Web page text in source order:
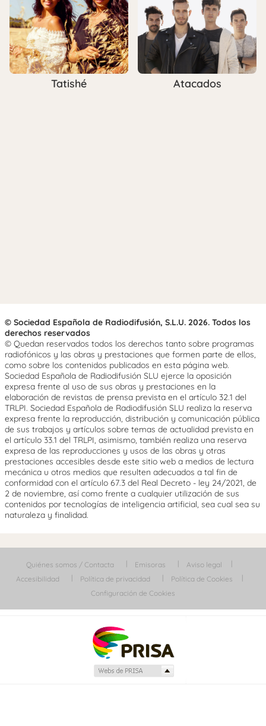
Tatishé Atacados
© Sociedad Española de Radiodifusión, S.L.U. 2026. Todos los
derechos reservados
© Quedan reservados todos los derechos tanto sobre programas
radiofónicos y las obras y prestaciones que formen parte de ellos,
como sobre los contenidos publicados en esta página web.
Sociedad Española de Radiodifusión SLU ejerce la oposición
expresa frente al uso de sus obras y prestaciones en la
elaboración de revistas de prensa prevista en el artículo 32.1 del
TRLPI. Sociedad Española de Radiodifusión SLU realiza la reserva
expresa frente la reproducción, distribución y comunicación pública
de sus trabajos y artículos sobre temas de actualidad prevista en
el artículo 33.1 del TRLPI, asimismo, también realiza una reserva
expresa de las reproducciones y usos de las obras y otras
prestaciones accesibles desde este sitio web a medios de lectura
mecánica u otros medios que resulten adecuados a tal fin de
conformidad con el artículo 67.3 del Real Decreto - ley 24/2021, de
2 de noviembre, así como frente a cualquier utilización de sus
contenidos por tecnologías de inteligencia artificial, sea cual sea su
naturaleza y finalidad.
Quiénes somos / Contacta Emisoras
Aviso legal
Accesibilidad
Política de privacidad
Política de Cookies
Configuración de Cookies